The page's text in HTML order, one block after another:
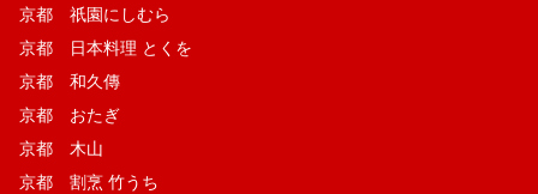
京都 祇園にしむら
京都 日本料理 とくを
京都 和久傳
京都 おたぎ
京都 木山
京都 割烹 竹うち